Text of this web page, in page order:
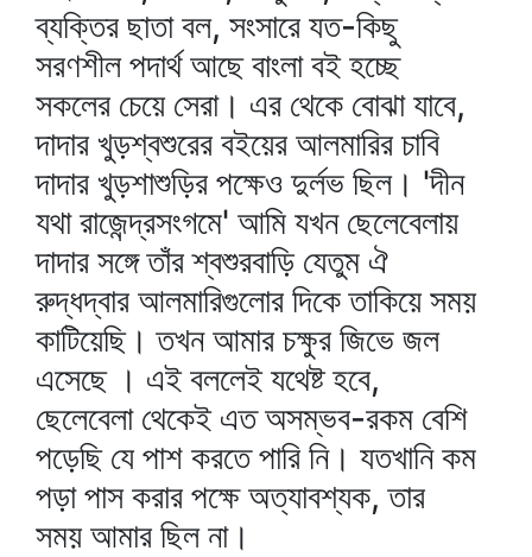
ব্যক্তির ছাতা বল, সংসারে যত-কিছু
সরণশীল পদার্থ আছে বাংলা বই হচ্ছে
সকলের চেয়ে সেরা। এর থেকে বোঝা যাবে,
দাদার খুড়শ্বশুরের বইয়ের আলমারির চাবি
দাদার খুড়শাশুড়ির পক্ষেও দুর্লভ ছিল। 'দীন
যথা রাজেন্দ্রসংগমে' আমি যখন ছেলেবেলায়
দাদার সঙ্গে তাঁর শ্বশুরবাড়ি যেতুম ঐ
রুদ্ধদ্বার আলমারিগুলোর দিকে তাকিয়ে সময়
কাটিয়েছি। তখন আমার চক্ষুর জিভে জল
এসেছে । এই বললেই যথেষ্ট হবে,
ছেলেবেলা থেকেই এত অসম্ভব-রকম বেশি
পড়েছি যে পাশ করতে পারি নি। যতখানি কম
পড়া পাস করার পক্ষে অত্যাবশ্যক, তার
সময় আমার ছিল না।